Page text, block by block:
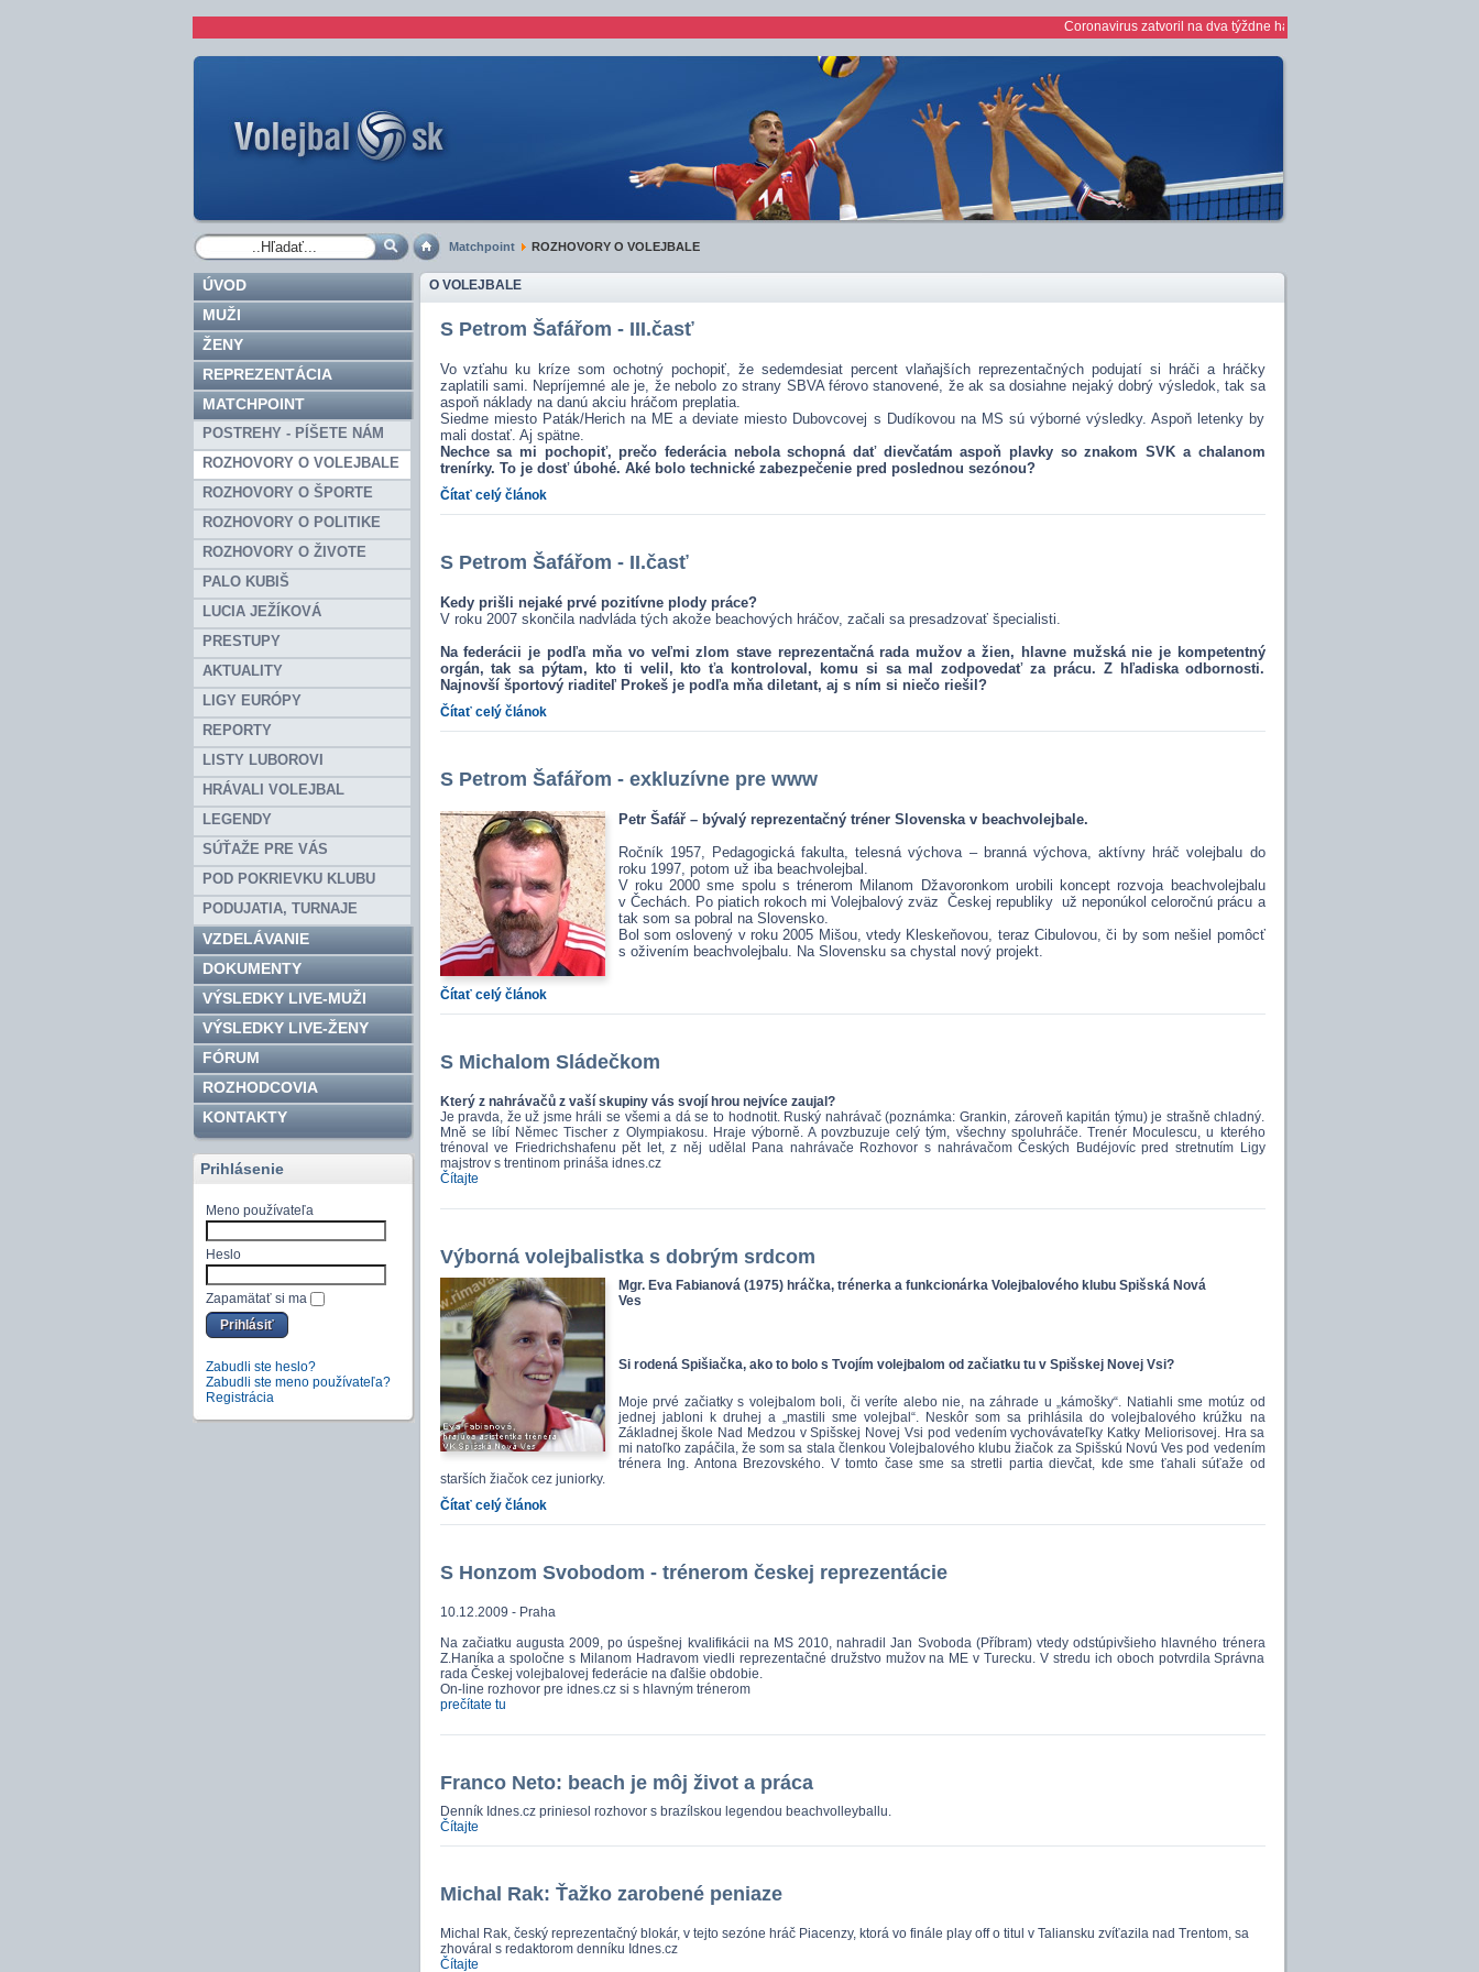
Coronavirus zatvoril na dva týždne haly *** 1/2 finále play off žien ***
Matchpoint ROZHOVORY O VOLEJBALE
ÚVOD
MUŽI
ŽENY
REPREZENTÁCIA
MATCHPOINT
POSTREHY - PÍŠETE NÁM
ROZHOVORY O VOLEJBALE
ROZHOVORY O ŠPORTE
ROZHOVORY O POLITIKE
ROZHOVORY O ŽIVOTE
PALO KUBIŠ
LUCIA JEŽÍKOVÁ
PRESTUPY
AKTUALITY
LIGY EURÓPY
REPORTY
LISTY LUBOROVI
HRÁVALI VOLEJBAL
LEGENDY
SÚŤAŽE PRE VÁS
POD POKRIEVKU KLUBU
PODUJATIA, TURNAJE
VZDELÁVANIE
DOKUMENTY
VÝSLEDKY LIVE-MUŽI
VÝSLEDKY LIVE-ŽENY
FÓRUM
ROZHODCOVIA
KONTAKTY
Prihlásenie
Meno používateľa
Heslo
Zapamätať si ma
Zabudli ste heslo?
Zabudli ste meno používateľa?
Registrácia
O VOLEJBALE
S Petrom Šafářom - III.časť
Vo vzťahu ku kríze som ochotný pochopiť, že sedemdesiat percent vlaňajších reprezentačných podujatí si hráči a hráčky
zaplatili sami. Nepríjemné ale je, že nebolo zo strany SBVA férovo stanovené, že ak sa dosiahne nejaký dobrý výsledok, tak sa
aspoň náklady na danú akciu hráčom preplatia.
Siedme miesto Paták/Herich na ME a deviate miesto Dubovcovej s Dudíkovou na MS sú výborné výsledky. Aspoň letenky by
mali dostať. Aj spätne.
Nechce sa mi pochopiť, prečo federácia nebola schopná dať dievčatám aspoň plavky so znakom SVK a chalanom
trenírky. To je dosť úbohé. Aké bolo technické zabezpečenie pred poslednou sezónou?
Čítať celý článok
S Petrom Šafářom - II.časť
Kedy prišli nejaké prvé pozitívne plody práce?
V roku 2007 skončila nadvláda tých akože beachových hráčov, začali sa presadzovať špecialisti.
Na federácii je podľa mňa vo veľmi zlom stave reprezentačná rada mužov a žien, hlavne mužská nie je kompetentný
orgán, tak sa pýtam, kto ti velil, kto ťa kontroloval, komu si sa mal zodpovedať za prácu. Z hľadiska odbornosti.
Najnovší športový riaditeľ Prokeš je podľa mňa diletant, aj s ním si niečo riešil?
Čítať celý článok
S Petrom Šafářom - exkluzívne pre www
Petr Šafář – bývalý reprezentačný tréner Slovenska v beachvolejbale.
Ročník 1957, Pedagogická fakulta, telesná výchova – branná výchova, aktívny hráč volejbalu do
roku 1997, potom už iba beachvolejbal.
V roku 2000 sme spolu s trénerom Milanom Džavoronkom urobili koncept rozvoja beachvolejbalu
v Čechách. Po piatich rokoch mi Volejbalový zväz Českej republiky už neponúkol celoročnú prácu a
tak som sa pobral na Slovensko.
Bol som oslovený v roku 2005 Mišou, vtedy Kleskeňovou, teraz Cibulovou, či by som nešiel pomôcť
s oživením beachvolejbalu. Na Slovensku sa chystal nový projekt.
Čítať celý článok
S Michalom Sládečkom
Který z nahrávačů z vaší skupiny vás svojí hrou nejvíce zaujal?
Je pravda, že už jsme hráli se všemi a dá se to hodnotit. Ruský nahrávač (poznámka: Grankin, zároveň kapitán týmu) je strašně chladný.
Mně se líbí Němec Tischer z Olympiakosu. Hraje výborně. A povzbuzuje celý tým, všechny spoluhráče. Trenér Moculescu, u kterého
trénoval ve Friedrichshafenu pět let, z něj udělal Pana nahrávače Rozhovor s nahrávačom Českých Budéjovíc pred stretnutím Ligy
majstrov s trentinom prináša idnes.cz
Čítajte
Výborná volejbalistka s dobrým srdcom
Mgr. Eva Fabianová (1975) hráčka, trénerka a funkcionárkaVolejbalového klubu Spišská Nová
Ves
Si rodená Spišiačka, ako to bolo s Tvojím volejbalom od začiatku tu v Spišskej Novej Vsi?
Moje prvé začiatky s volejbalom boli, či veríte alebo nie, na záhrade u „kámošky“. Natiahli sme motúz od
jednej jabloni k druhej a „mastili sme volejbal“. Neskôr som sa prihlásila do volejbalového krúžku na
Základnej škole Nad Medzou v Spišskej Novej Vsi pod vedením vychovávateľky Katky Meliorisovej. Hra sa
mi natoľko zapáčila, že som sa stala členkou Volejbalového klubu žiačok za Spišskú Novú Ves pod vedením
trénera Ing. Antona Brezovského. V tomto čase sme sa stretli partia dievčat, kde sme ťahali súťaže od
starších žiačok cez juniorky.
Čítať celý článok
S Honzom Svobodom - trénerom českej reprezentácie
10.12.2009 - Praha
Na začiatku augusta 2009, po úspešnej kvalifikácii na MS 2010, nahradil Jan Svoboda (Příbram) vtedy odstúpivšieho hlavného trénera
Z.Haníka a spoločne s Milanom Hadravom viedli reprezentačné družstvo mužov na ME v Turecku. V stredu ich oboch potvrdila Správna
rada Českej volejbalovej federácie na ďalšie obdobie.
On-line rozhovor pre idnes.cz si s hlavným trénerom
prečítate tu
Franco Neto: beach je môj život a práca
Denník Idnes.cz priniesol rozhovor s brazílskou legendou beachvolleyballu.
Čítajte
Michal Rak: Ťažko zarobené peniaze
Michal Rak, český reprezentačný blokár, v tejto sezóne hráč Piacenzy, ktorá vo finále play off o titul v Taliansku zvíťazila nad Trentom, sa
zhováral s redaktorom denníku Idnes.cz
Čítajte